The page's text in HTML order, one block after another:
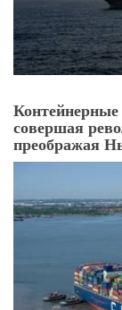
Контейнерные
совершая
преображая